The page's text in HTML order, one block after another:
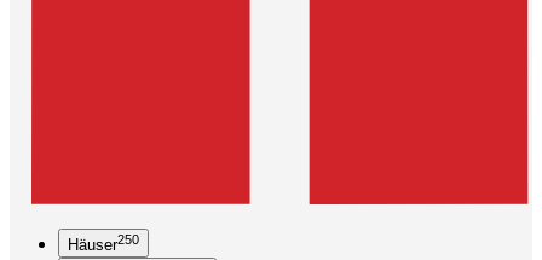
Häuser250